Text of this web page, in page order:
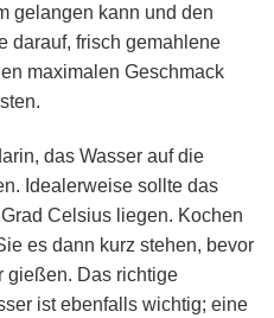
gelangen kann und den
darauf, frisch gemahlene
maximalen Geschmack
das Wasser auf die
Idealerweise sollte das
Celsius liegen. Kochen
es dann kurz stehen, bevor
gießen. Das richtige
ist ebenfalls wichtig; eine